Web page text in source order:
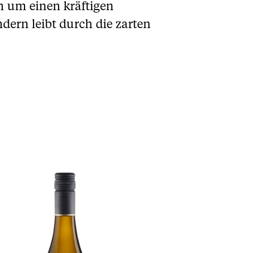
um einen kräftigen
leibt durch die zarten